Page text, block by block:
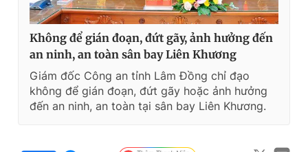
Không để gián đoạn, đứt gãy, ảnh hưởng đến
an ninh, an toàn sân bay Liên Khương
Giám đốc Công an tỉnh Lâm Đồng chỉ đạo
không để gián đoạn, đứt gãy hoặc ảnh hưởng
đến an ninh, an toàn tại sân bay Liên Khương.